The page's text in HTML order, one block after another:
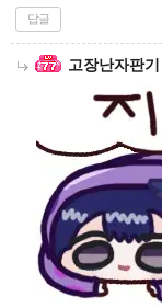
답글
고장난자판기